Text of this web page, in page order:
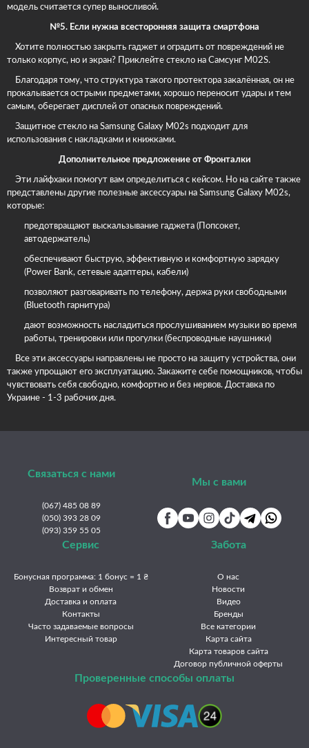
модель считается супер выносливой.
№5. Если нужна всесторонняя защита смартфона
Хотите полностью закрыть гаджет и оградить от повреждений не
только корпус, но и экран? Приклейте стекло на Самсунг М02S.
Благодаря тому, что структура такого протектора закалённая, он не
прокалывается острыми предметами, хорошо переносит удары и тем
самым, оберегает дисплей от опасных повреждений.
Защитное стекло на Samsung Galaxy M02s подходит для
использования с накладками и книжками.
Дополнительное предложение от Фронталки
Эти лайфхаки помогут вам определиться с кейсом. Но на сайте также
представлены другие полезные аксессуары на Samsung Galaxy M02s,
которые:
предотвращают выскальзывание гаджета (Попсокет,
автодержатель)
обеспечивают быструю, эффективную и комфортную зарядку
(Power Bank, сетевые адаптеры, кабели)
позволяют разговаривать по телефону, держа руки свободными
(Bluetooth гарнитура)
дают возможность насладиться прослушиванием музыки во время
работы, тренировки или прогулки (беспроводные наушники)
Все эти аксессуары направлены не просто на защиту устройства, они
также упрощают его эксплуатацию. Закажите себе помощников, чтобы
чувствовать себя свободно, комфортно и без нервов. Доставка по
Украине - 1-3 рабочих дня.
Связаться с нами
(067) 485 08 89
(050) 393 28 09
(093) 359 55 05
Мы с вами
Сервис
Бонусная программа: 1 бонус = 1 ₴
Возврат и обмен
Доставка и оплата
Контакты
Часто задаваемые вопросы
Интересный товар
Забота
О нас
Новости
Видео
Бренды
Все категории
Карта сайта
Карта товаров сайта
Договор публичной оферты
Проверенные способы оплаты